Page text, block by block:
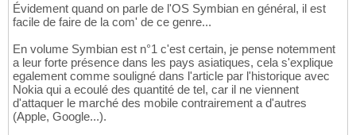
Évidement quand on parle de l'OS Symbian en général, il est
facile de faire de la com' de ce genre...
En volume Symbian est n°1 c'est certain, je pense notemment
a leur forte présence dans les pays asiatiques, cela s'explique
egalement comme souligné dans l'article par l'historique avec
Nokia qui a ecoulé des quantité de tel, car il ne viennent
d'attaquer le marché des mobile contrairement a d'autres
(Apple, Google...).